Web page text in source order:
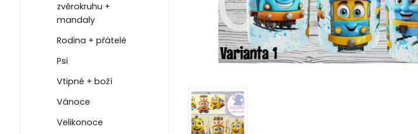
zvěrokruhu +
mandaly
Rodina + přátelé
Psi
Vtipné + boží
Vánoce
Velikonoce